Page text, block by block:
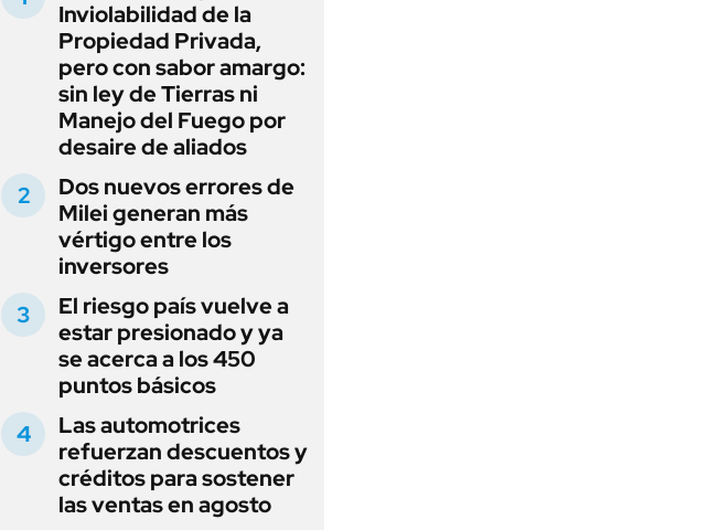
Inviolabilidad de la
Propiedad Privada,
pero con sabor amargo:
sin ley de Tierras ni
Manejo del Fuego por
desaire de aliados
Dos nuevos errores de
Milei generan más
vértigo entre los
inversores
El riesgo país vuelve a
estar presionado y ya
se acerca a los 450
puntos básicos
Las automotrices
refuerzan descuentos y
créditos para sostener
las ventas en agosto